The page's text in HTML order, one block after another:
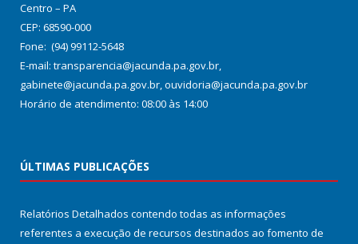
Centro – PA
CEP: 68590-000
Fone: (94) 99112-5648
E-mail: transparencia@jacunda.pa.gov.br,
gabinete@jacunda.pa.gov.br, ouvidoria@jacunda.pa.gov.br
Horário de atendimento: 08:00 às 14:00
ÚLTIMAS PUBLICAÇÕES
Relatórios Detalhados contendo todas as informações
referentes a execução de recursos destinados ao fomento de